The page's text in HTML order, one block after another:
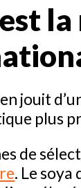
jouit
plus
de
. Le